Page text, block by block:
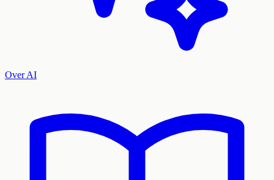
Over AI